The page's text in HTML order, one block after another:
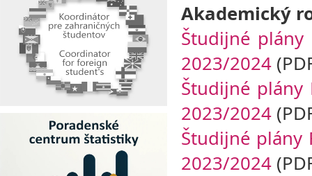
Akademický
Študijné plány
2023/2024
Študijné plány
2023/2024
Študijné plány
2023/2024